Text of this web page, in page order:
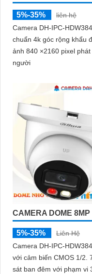
5%-35%
liên hệ
Camera DH-IPC-
chuẩn 4k góc rộng khẩu
ảnh 840 ×2160 pixel
người
CAMERA DOME
5%-35%
Liên Hệ
Camera DH-IPC-
với cảm biến CMOS 1/2.
sát ban đêm với phạm vi